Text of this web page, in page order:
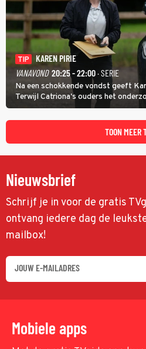
TIP
KAREN PIRIE
VANAVOND 20:25 - 22:00· SERIE
Na een schokkende vondst geeft
Terwijl Catriona's ouders het
speuren naar Adam. In deze
spoor via Frankrijk en Italië naar
TOON MEER
Nieuwsbrief
Schrijf je in voor de gratis
ontvang iedere dag de
mailbox!
Mobiele apps